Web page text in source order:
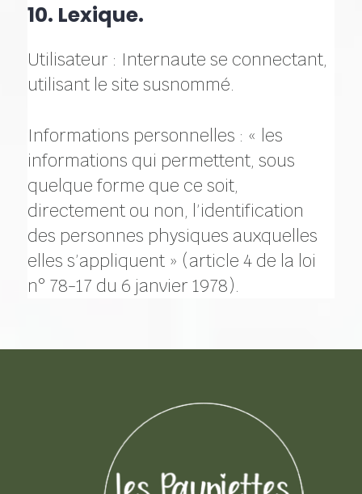
10. Lexique.
Utilisateur : Internaute se connectant,
utilisant le site susnommé.
Informations personnelles : « les
informations qui permettent, sous
quelque forme que ce soit,
directement ou non, l’identification
des personnes physiques auxquelles
elles s’appliquent » (article 4 de la loi
n° 78-17 du 6 janvier 1978).